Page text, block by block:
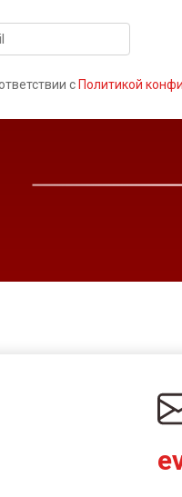
с Политикой